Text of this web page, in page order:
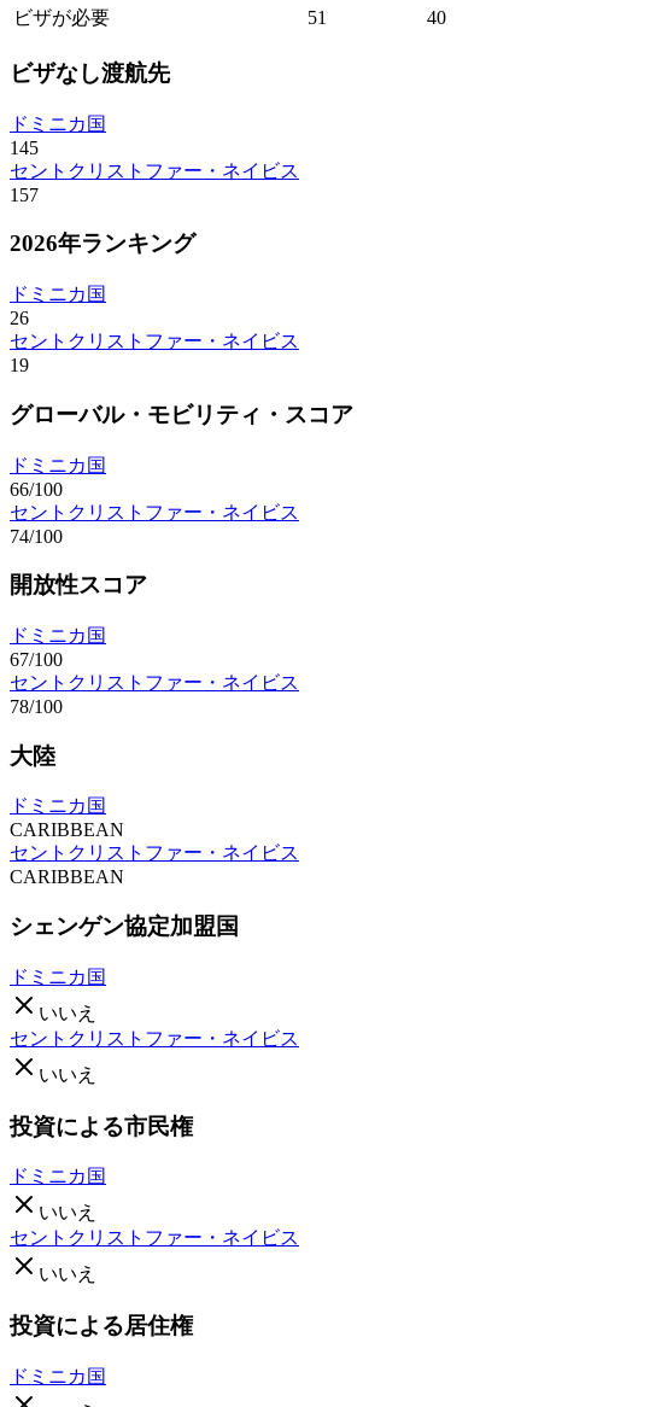
ビザが必要
51 40
ビザなし渡航先
ドミニカ国
145
セントクリストファー・ネイビス
157
2026年ランキング
ドミニカ国
26
セントクリストファー・ネイビス
19
グローバル・モビリティ・スコア
ドミニカ国
66/100
セントクリストファー・ネイビス
74/100
開放性スコア
ドミニカ国
67/100
セントクリストファー・ネイビス
78/100
大陸
ドミニカ国
CARIBBEAN
セントクリストファー・ネイビス
CARIBBEAN
シェンゲン協定加盟国
ドミニカ国
いいえ
セントクリストファー・ネイビス
いいえ
投資による市民権
ドミニカ国
いいえ
セントクリストファー・ネイビス
いいえ
投資による居住権
ドミニカ国